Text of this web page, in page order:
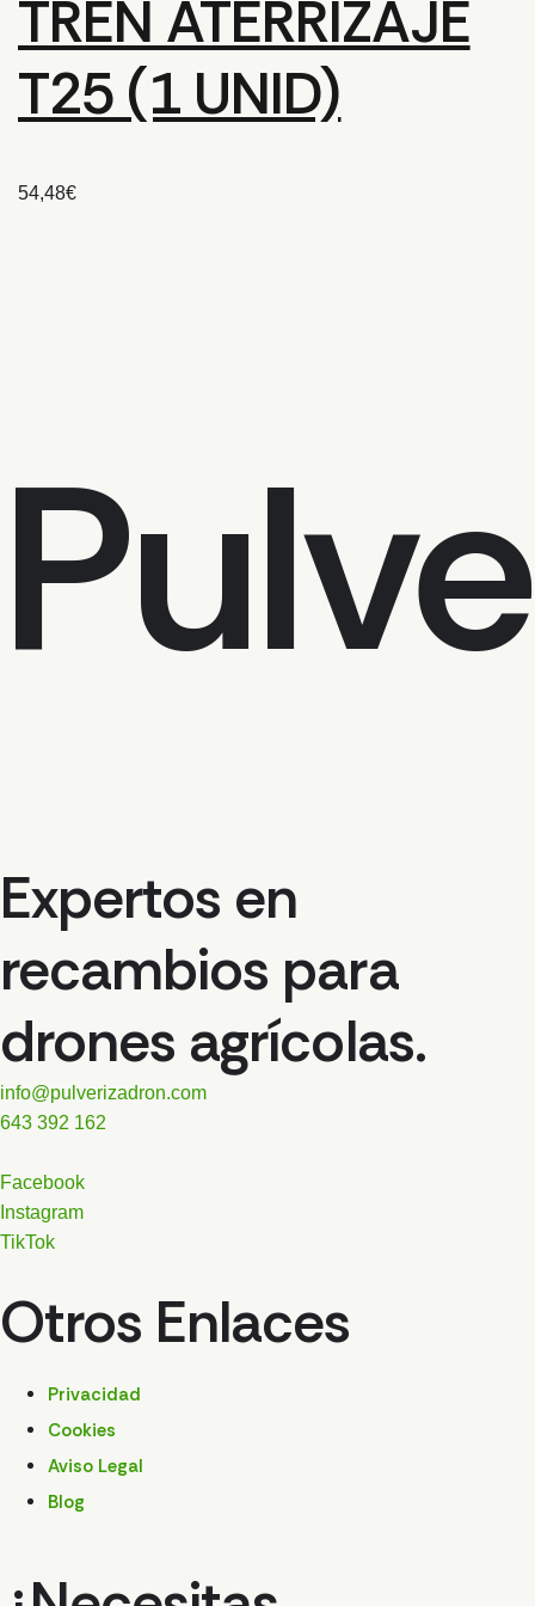
TREN ATERRIZAJE
T25 (1 UNID)
54,48€
Pulve
Expertos en
recambios para
drones agrícolas.
info@pulverizadron.com
643 392 162
Facebook
Instagram
TikTok
Otros Enlaces
Privacidad
Cookies
Aviso Legal
Blog